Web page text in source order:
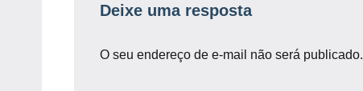
Deixe uma resposta
O seu endereço de e-mail não será publicado.